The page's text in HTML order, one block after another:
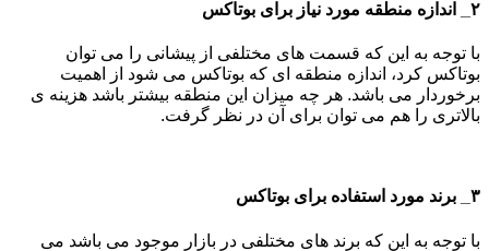
۲_ اندازه منطقه مورد نیاز برای بوتاکس
با توجه به این که قسمت های مختلفی از پیشانی را می توان
بوتاکس کرد، اندازه منطقه ای که بوتاکس می شود از اهمیت
برخوردار می باشد. هر چه میزان این منطقه بیشتر باشد هزینه ی
بالاتری را هم می توان برای آن در نظر گرفت.
۳_ برند مورد استفاده برای بوتاکس
با توجه به این که برند های مختلفی در بازار موجود می باشد می